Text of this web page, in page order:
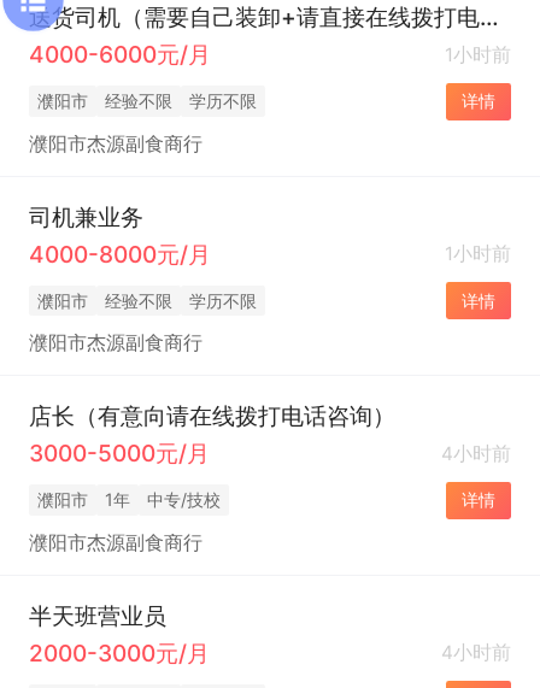
送货司机（需要自己装卸+请直接在线拨打电话咨询）
4000-6000元/月
1小时前
濮阳市 经验不限 学历不限 详情
濮阳市杰源副食商行
司机兼业务
4000-8000元/月
1小时前
濮阳市 经验不限 学历不限 详情
濮阳市杰源副食商行
店长（有意向请在线拨打电话咨询）
3000-5000元/月
4小时前
濮阳市 1年 中专/技校 详情
濮阳市杰源副食商行
半天班营业员
2000-3000元/月
4小时前